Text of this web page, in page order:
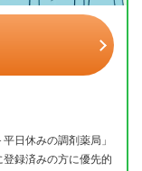
日休みの調剤薬局」
録済みの方に優先的